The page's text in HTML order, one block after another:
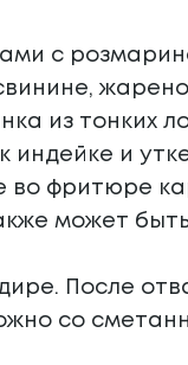
с
из тонких
индейке и
фритюре
может
После
со